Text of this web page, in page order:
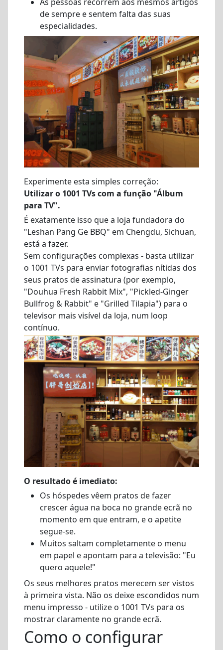
de sempre e sentem falta das suas
especialidades.
Experimente esta simples correção:
Utilizar o 1001 TVs com a função "Álbum
para TV".
É exatamente isso que a loja fundadora do
"Leshan Pang Ge BBQ" em Chengdu, Sichuan,
está a fazer.
Sem configurações complexas - basta utilizar
o 1001 TVs para enviar fotografias nítidas dos
seus pratos de assinatura (por exemplo,
"Douhua Fresh Rabbit Mix", "Pickled-Ginger
Bullfrog & Rabbit" e "Grilled Tilapia") para o
televisor mais visível da loja, num loop
contínuo.
O resultado é imediato:
Os hóspedes vêem pratos de fazer
crescer água na boca no grande ecrã no
momento em que entram, e o apetite
segue-se.
Muitos saltam completamente o menu
em papel e apontam para a televisão: "Eu
quero aquele!"
Os seus melhores pratos merecem ser vistos
à primeira vista. Não os deixe escondidos num
menu impresso - utilize o 1001 TVs para os
mostrar claramente no grande ecrã.
Como o configurar